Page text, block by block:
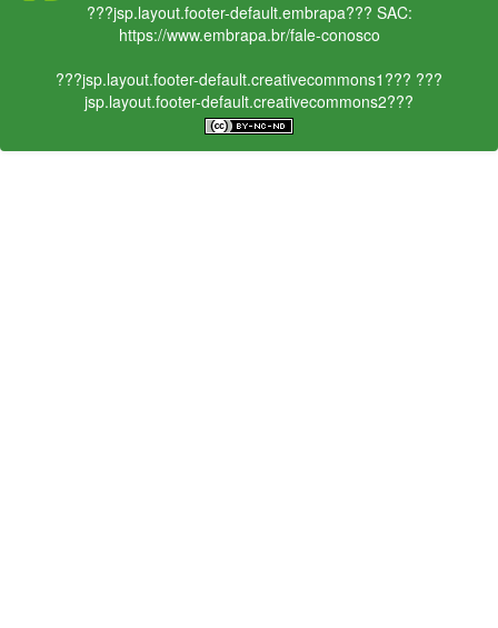
???jsp.layout.footer-default.embrapa??? SAC:
https://www.embrapa.br/fale-conosco
???jsp.layout.footer-default.creativecommons1??? ???
jsp.layout.footer-default.creativecommons2???